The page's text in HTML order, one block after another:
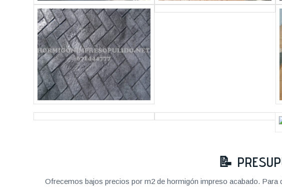
📝
Ofrecemos bajos precios por m2 de hormigón impreso acabado.